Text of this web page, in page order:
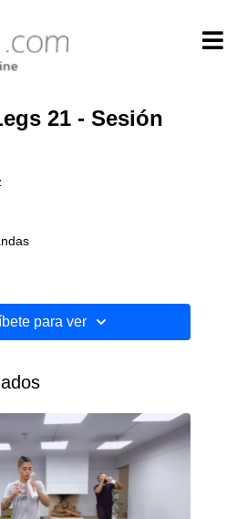
21 - Sesión
para ver